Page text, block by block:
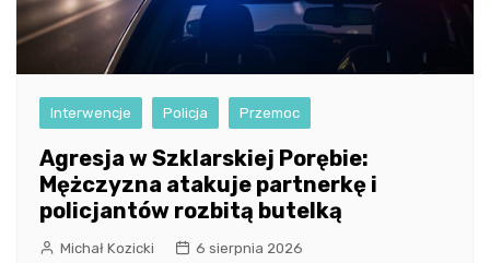
Interwencje Policja Przemoc
Agresja w Szklarskiej Porębie:
Mężczyzna atakuje partnerkę i
policjantów rozbitą butelką
Michał Kozicki 6 sierpnia 2026